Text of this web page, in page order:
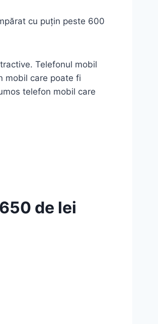
cu puțin peste 600
Telefonul mobil
mobil care poate fi
telefon mobil care
de lei